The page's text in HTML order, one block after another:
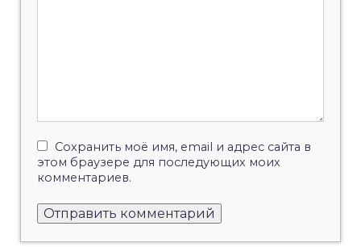
Сохранить моё имя, email и адрес сайта в
этом браузере для последующих моих
комментариев.